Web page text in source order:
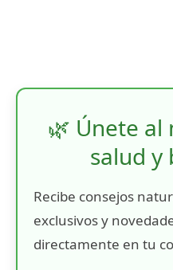
🌿 Únete al
salud y
Recibe consejos
exclusivos y
directamente en tu